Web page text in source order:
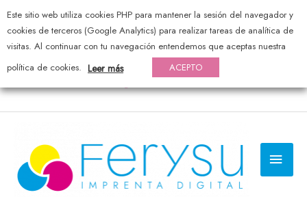
976 44 20 25 — pedidos@ferysu.com
Este sitio web utiliza cookies PHP para mantener la sesión del navegador y
cookies de terceros (Google Analytics) para realizar tareas de analítica de
visitas. Al continuar con tu navegación entendemos que aceptas nuestra
política de cookies. Leer más ACEPTO